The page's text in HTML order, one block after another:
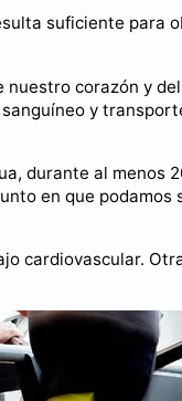
suficiente para
nuestro corazón y
y
durante al menos
en que podamos
cardiovascular.